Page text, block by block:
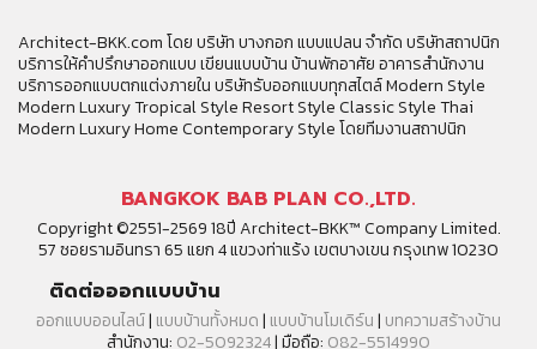
Architect-BKK.com โดย บริษัท บางกอก แบบแปลน จำกัด บริษัทสถาปนิก
บริการให้คำปรึกษาออกแบบ เขียนแบบบ้าน บ้านพักอาศัย อาคารสำนักงาน
บริการออกแบบตกแต่งภายใน บริษัทรับออกแบบทุกสไตล์ Modern Style
Modern Luxury Tropical Style Resort Style Classic Style Thai
Modern Luxury Home Contemporary Style โดยทีมงานสถาปนิก
BANGKOK BAB PLAN CO.,LTD.
Copyright ©2551-2569 18ปี Architect-BKK™ Company Limited.
57 ซอยรามอินทรา 65 แยก 4 แขวงท่าแร้ง เขตบางเขน กรุงเทพ 10230
ติดต่อออกแบบบ้าน
ออกแบบออนไลน์| แบบบ้านทั้งหมด| แบบบ้านโมเดิร์น| บทความสร้างบ้าน
สำนักงาน: 02-5092324| มือถือ: 082-5514990